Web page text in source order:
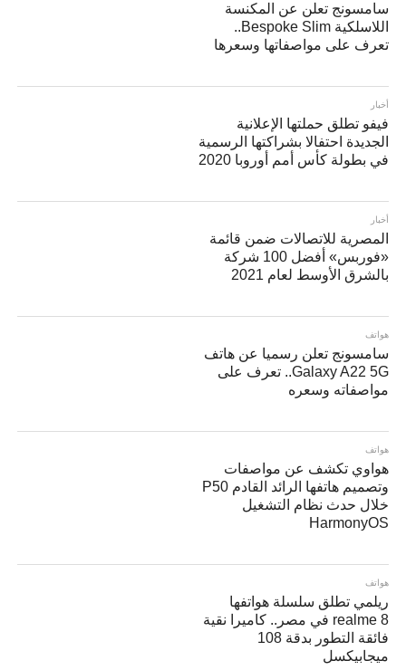
سامسونج تعلن عن المكنسة
اللاسلكية Bespoke Slim..
تعرف على مواصفاتها وسعرها
أخبار
فيفو تطلق حملتها الإعلانية
الجديدة احتفالا بشراكتها الرسمية
في بطولة كأس أمم أوروبا 2020
أخبار
المصرية للاتصالات ضمن قائمة
«فوربس» أفضل 100 شركة
بالشرق الأوسط لعام 2021
هواتف
سامسونج تعلن رسميا عن هاتف
Galaxy A22 5G.. تعرف على
مواصفاته وسعره
هواتف
هواوي تكشف عن مواصفات
وتصميم هاتفها الرائد القادم P50
خلال حدث نظام التشغيل
HarmonyOS
هواتف
ريلمي تطلق سلسلة هواتفها
realme 8 في مصر.. كاميرا نقية
فائقة التطور بدقة 108
ميجابيكسل